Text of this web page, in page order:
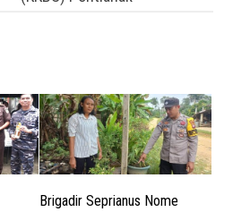
Brigadir Seprianus Nome